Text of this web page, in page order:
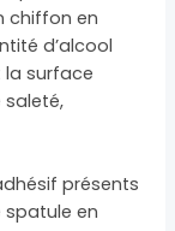
chiffon en
d’alcool
la surface
saleté,
présents
spatule en